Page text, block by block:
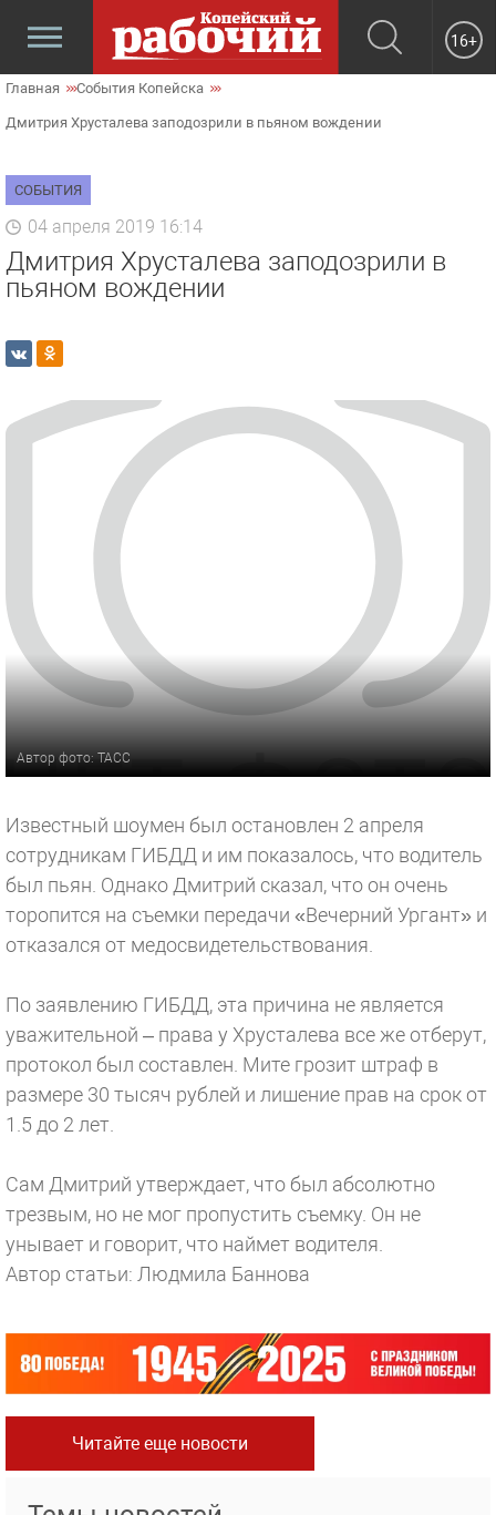
16+
Главная События Копейска
Дмитрия Хрусталева заподозрили в пьяном вождении
СОБЫТИЯ
04 апреля 2019 16:14
Дмитрия Хрусталева заподозрили в
пьяном вождении
Автор фото: ТАСС
Известный шоумен был остановлен 2 апреля
сотрудникам ГИБДД и им показалось, что водитель
был пьян. Однако Дмитрий сказал, что он очень
торопится на съемки передачи «Вечерний Ургант» и
отказался от медосвидетельствования.
По заявлению ГИБДД, эта причина не является
уважительной – права у Хрусталева все же отберут,
протокол был составлен. Мите грозит штраф в
размере 30 тысяч рублей и лишение прав на срок от
1.5 до 2 лет.
Сам Дмитрий утверждает, что был абсолютно
трезвым, но не мог пропустить съемку. Он не
унывает и говорит, что наймет водителя.
Автор статьи: Людмила Баннова
Читайте еще новости